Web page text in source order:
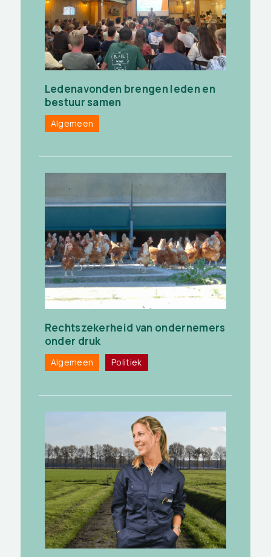
Ledenavonden brengen leden en
bestuur samen
Algemeen
Rechtszekerheid van ondernemers
onder druk
Algemeen Politiek